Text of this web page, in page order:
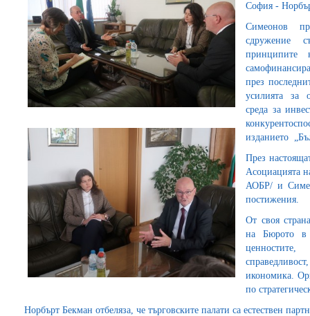
София -
Симеонов
сдружение
принципите
през
усилията за
среда за
изданието
През
Асоциацията
АОБР/ и
постижения.
От своя
на Бюрото в
икономика.
по
Норбърт Бекман отбеляза, че търговските палати са естествен